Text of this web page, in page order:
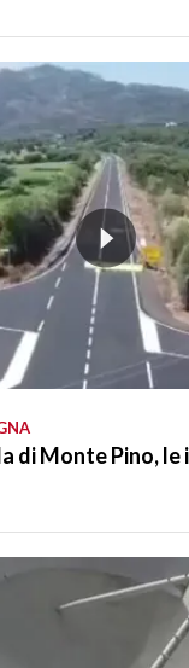
di Monte Pino, le